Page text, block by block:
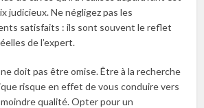
judicieux. Ne négligez pas les
satisfaits : ils sont souvent le reflet
de l’expert.
doit pas être omise. Être à la recherche
risque en effet de vous conduire vers
qualité. Opter pour un